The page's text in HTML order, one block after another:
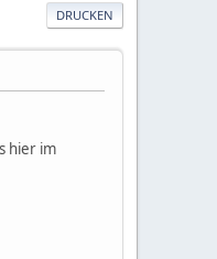
DRUCKEN
hier im